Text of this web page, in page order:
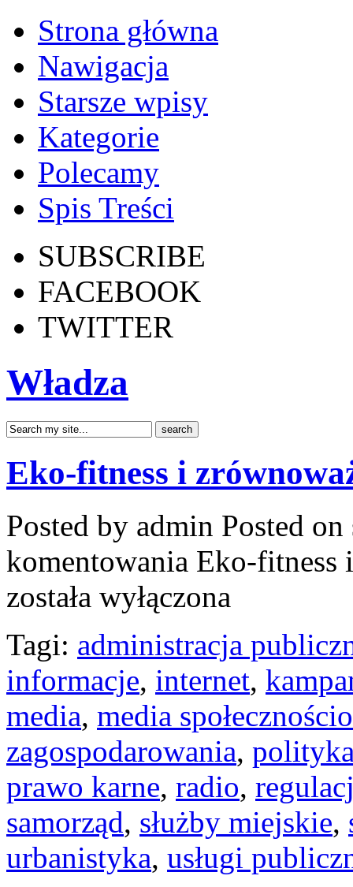
Strona główna
Nawigacja
Starsze wpisy
Kategorie
Polecamy
Spis Treści
SUBSCRIBE
FACEBOOK
TWITTER
Władza
Eko-fitness i
Posted by admin Posted
komentowania Eko-fitness
została wyłączona
Tagi: administracja
informacje, internet,
media, media
zagospodarowania,
prawo karne, radio,
samorząd, służby miejskie,
urbanistyka, usługi